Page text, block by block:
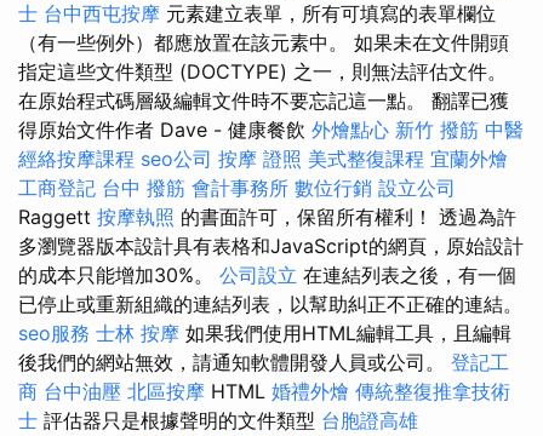
士 台中西屯按摩 元素建立表單，所有可填寫的表單欄位
（有一些例外）都應放置在該元素中。 如果未在文件開頭
指定這些文件類型 (DOCTYPE) 之一，則無法評估文件。
在原始程式碼層級編輯文件時不要忘記這一點。 翻譯已獲
得原始文件作者 Dave - 健康餐飲 外燴點心 新竹 撥筋 中醫
經絡按摩課程 seo公司 按摩 證照 美式整復課程 宜蘭外燴
工商登記 台中 撥筋 會計事務所 數位行銷 設立公司
Raggett 按摩執照 的書面許可，保留所有權利！ 透過為許
多瀏覽器版本設計具有表格和JavaScript的網頁，原始設計
的成本只能增加30%。 公司設立 在連結列表之後，有一個
已停止或重新組織的連結列表，以幫助糾正不正確的連結。
seo服務 士林 按摩 如果我們使用HTML編輯工具，且編輯
後我們的網站無效，請通知軟體開發人員或公司。 登記工
商 台中油壓 北區按摩 HTML 婚禮外燴 傳統整復推拿技術
士 評估器只是根據聲明的文件類型 台胞證高雄